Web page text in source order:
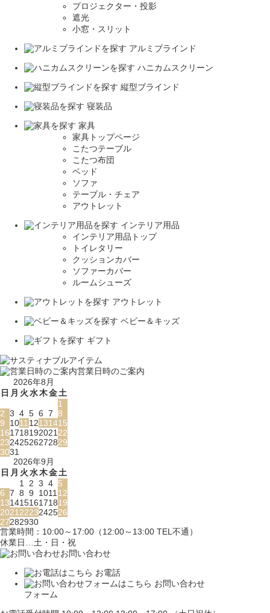
プロジェクター・投影
遮光
小窓・スリット
アルミブラインド
ハニカムスクリーン
縦型ブラインド
寝装品
家具
家具トップページ
こたつテーブル
こたつ布団
ベッド
ソファ
テーブル・チェア
アウトレット
インテリア用品
インテリア用品トップ
トイレタリー
クッションカバー
ソファーカバー
ルームシューズ
アウトレット
ベビー＆キッズ
ギフト
営業日時のご案内
2026年8月
日 月 火水木金土
1
2 3 4 5 6 7 8
9
101112131415
16171819202122
23242526272829
3031
2026年9月
日 月 火水木金土
1 2 3 4 5
6 7 8 9 101112
13141516171819
20212223242526
27282930
営業時間：10:00～17:00（12:00～13:00 TEL不通）
休業日…土・日・祝
お問い合わせ
お電話
お問い合わせ
フォーム